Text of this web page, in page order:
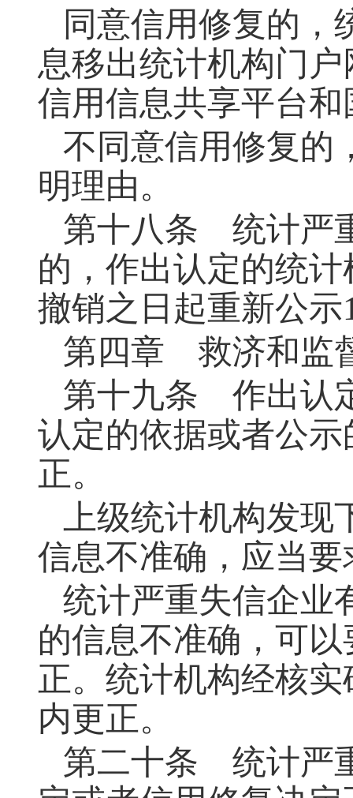
同意信用修复的，
息移出统计机构门
信用信息共享平台
不同意信用修复的
明理由。
第十八条 统计严
的，作出认定的统
撤销之日起重新公示
第四章 救济和监
第十九条 作出认
认定的依据或者公
正。
上级统计机构发
信息不准确，应当
统计严重失信企业
的信息不准确，可
正。统计机构经核
内更正。
第二十条 统计严